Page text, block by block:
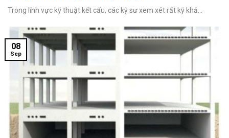
Trong lĩnh vực kỹ thuật kết cấu, các kỹ sư xem xét rất kỹ khả...
08
Sep